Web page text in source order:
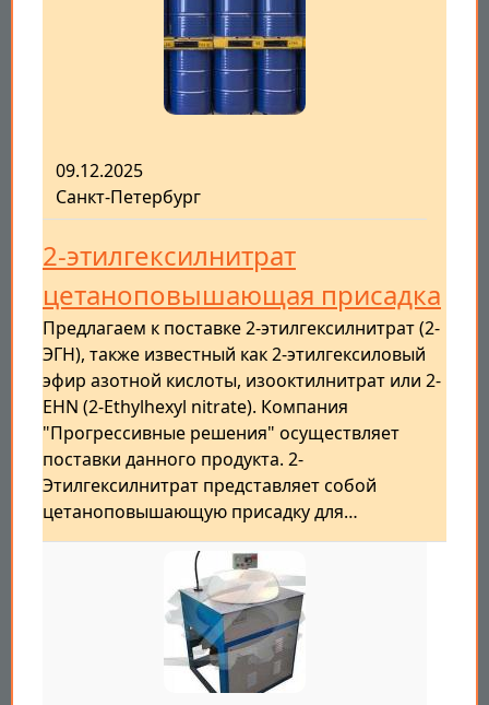
09.12.2025
Санкт-Петербург
2-этилгексилнитрат
цетаноповышающая присадка
Предлагаем к поставке 2-этилгексилнитрат (2-
ЭГН), также известный как 2-этилгексиловый
эфир азотной кислоты, изооктилнитрат или 2-
EHN (2-Ethylhexyl nitrate). Компания
"Прогрессивные решения" осуществляет
поставки данного продукта. 2-
Этилгексилнитрат представляет собой
цетаноповышающую присадку для…